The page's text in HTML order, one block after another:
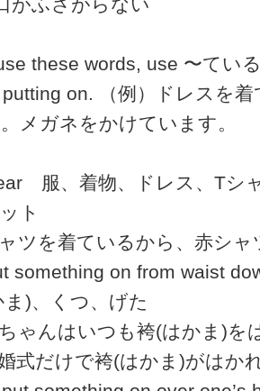
these words, use 〜てい
on. （例）ドレスを
メガネをかけています。
服、着物、ドレス、Tシ
ト
ツを着ているから、赤シ
something on from waist
ま)、くつ、げた
ゃんはいつも袴(はかま)を
式だけで袴(はかま)がはか